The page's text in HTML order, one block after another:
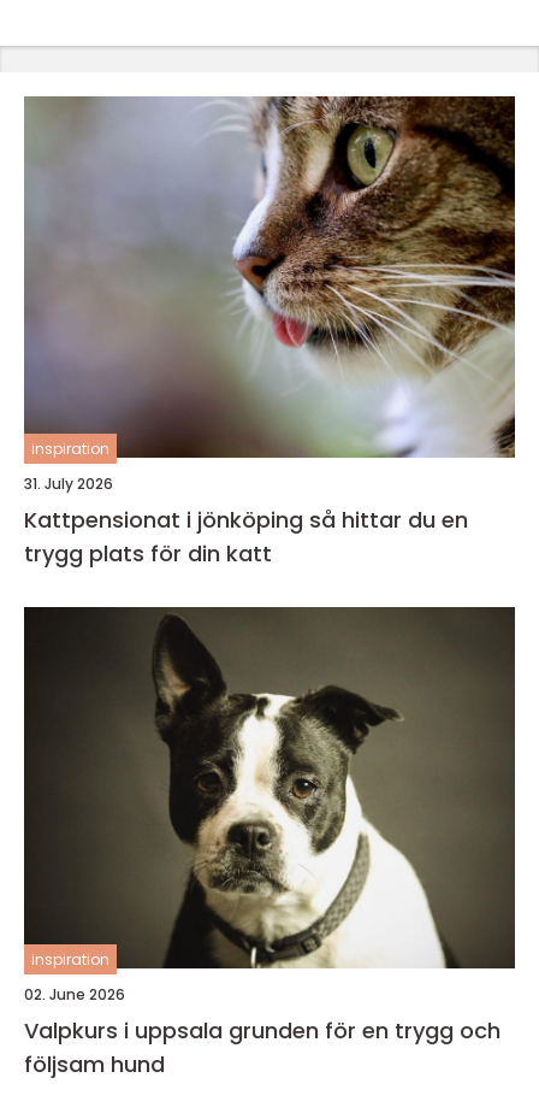
inspiration
31. July 2026
Kattpensionat i jönköping så hittar du en
trygg plats för din katt
inspiration
02. June 2026
Valpkurs i uppsala grunden för en trygg och
följsam hund